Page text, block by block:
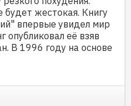
будет жестокая. Книгу
впервые увидел мир
опубликовал её взяв
В 1996 году на основе